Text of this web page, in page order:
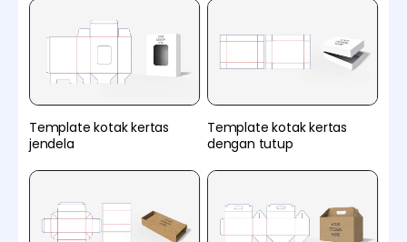
Template kotak kertas
jendela
Template kotak kertas
dengan tutup